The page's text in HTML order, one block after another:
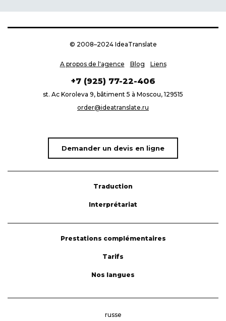
© 2008–2024 IdeaTranslate
A propos de l'agence Blog Liens
+7 (925) 77-22-406
st. Ac Koroleva 9, bâtiment 5 à Moscou, 129515
order@ideatranslate.ru
Demander un devis en ligne
Traduction
Interprétariat
Prestations complémentaires
Tarifs
Nos langues
russe